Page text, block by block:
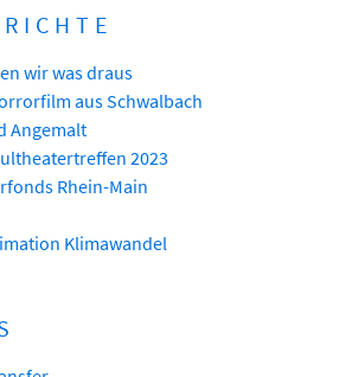
wir was draus
aus Schwalbach
Angemalt
2023
Rhein-Main
Klimawandel